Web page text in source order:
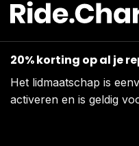
20% korting op al je
Het lidmaatschap is
activeren en is geldig